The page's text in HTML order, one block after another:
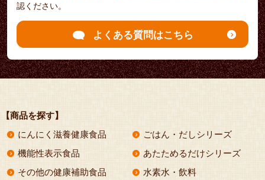
認ください。
よくある質問はこちら
【商品を探す】
にんにく滋養健康食品
ごはん・だしシリーズ
機能性表示食品
あたためるだけシリーズ
その他の健康補助食品
水素水・飲料